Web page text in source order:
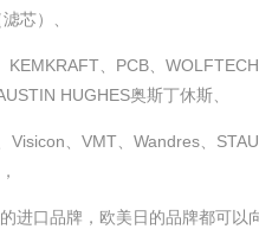
芯）、
KEMKRAFT、PCB、
HUGHES奥斯丁休斯、
Visicon、VMT、Wandres、
进口品牌，欧美日的品牌都可